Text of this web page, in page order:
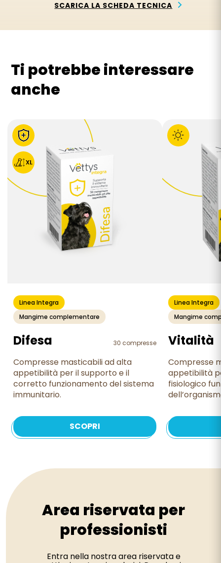
SCARICA LA SCHEDA TECNICA
Ti potrebbe interessare
anche
Linea Integra
Mangime complementare
Difesa 30 compresse
Compresse masticabili ad alta
appetibilità per il supporto e il
corretto funzionamento del sistema
immunitario.
SCOPRI
Linea Integra
Mangime
Vitalità
Compresse
appetibilità
fisiologico
Area riservata per
professionisti
Entra nella nostra area riservata e